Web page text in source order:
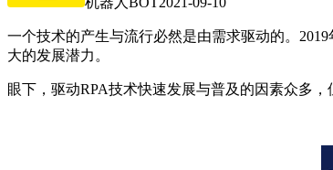
一个技术的产生与流行必然是由需求驱动的。
大的发展潜力。
眼下，驱动RPA技术快速发展与普及的因素众多，